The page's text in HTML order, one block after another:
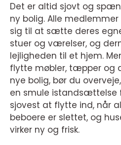
Det er altid sjovt og
ny bolig. Alle
sig til at sætte deres
stuer og værelser, og
lejligheden til et hjem.
flytte møbler, tæpper og
nye bolig, bør du
en smule istandsættelse
sjovest at flytte ind, når
beboere er slettet, og
virker ny og frisk.